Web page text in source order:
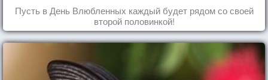
Пусть в День Влюбленных каждый будет рядом со своей
второй половинкой!